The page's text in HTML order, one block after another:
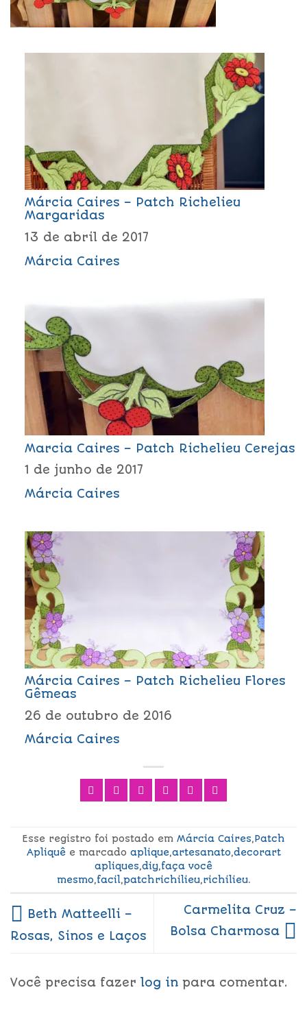
Márcia Caires – Patch Richelieu
Margaridas
13 de abril de 2017
Márcia Caires
Marcia Caires – Patch Richelieu Cerejas
1 de junho de 2017
Márcia Caires
Márcia Caires – Patch Richelieu Flores
Gêmeas
26 de outubro de 2016
Márcia Caires
Esse registro foi postado em Márcia Caires,Patch
Apliquêe marcado aplique,artesanato,decorart
apliques,diy,faça você
mesmo,facil,patchrichilieu,richilieu.
Beth Matteelli –
Rosas, Sinos e Laços
Carmelita Cruz –
Bolsa Charmosa
Você precisa fazer log in para comentar.